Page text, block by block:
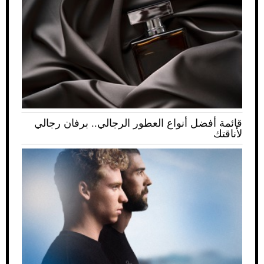
قائمة أفضل أنواع العطور الرجالي.. برفان رجالي
لأناقتك